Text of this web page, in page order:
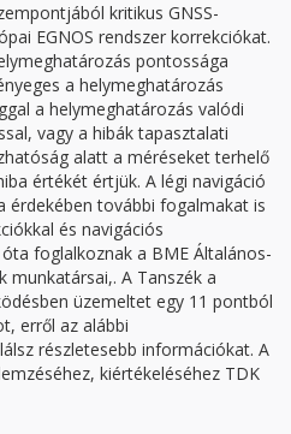
kritikus GNSS-
EGNOS rendszer korrekciókat.
pontossága
a helymeghatározás
a helymeghatározás valódi
vagy a hibák tapasztalati
alatt a méréseket terhelő
értékét értjük. A légi navigáció
érdekében további fogalmakat is
és navigációs
foglalkoznak a BME Általános-
munkatársai,. A Tanszék a
üzemeltet egy 11 pontból
erről az alábbi
részletesebb információkat. A
kiértékeléséhez TDK